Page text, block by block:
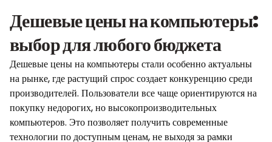
Дешевые цены на компьютеры:
выбор для любого бюджета
Дешевые цены на компьютеры стали особенно актуальны
на рынке, где растущий спрос создает конкуренцию среди
производителей. Пользователи все чаще ориентируются на
покупку недорогих, но высокопроизводительных
компьютеров. Это позволяет получить современные
технологии по доступным ценам, не выходя за рамки